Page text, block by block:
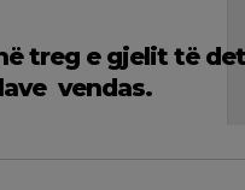
treg e gjelit të
vendas.